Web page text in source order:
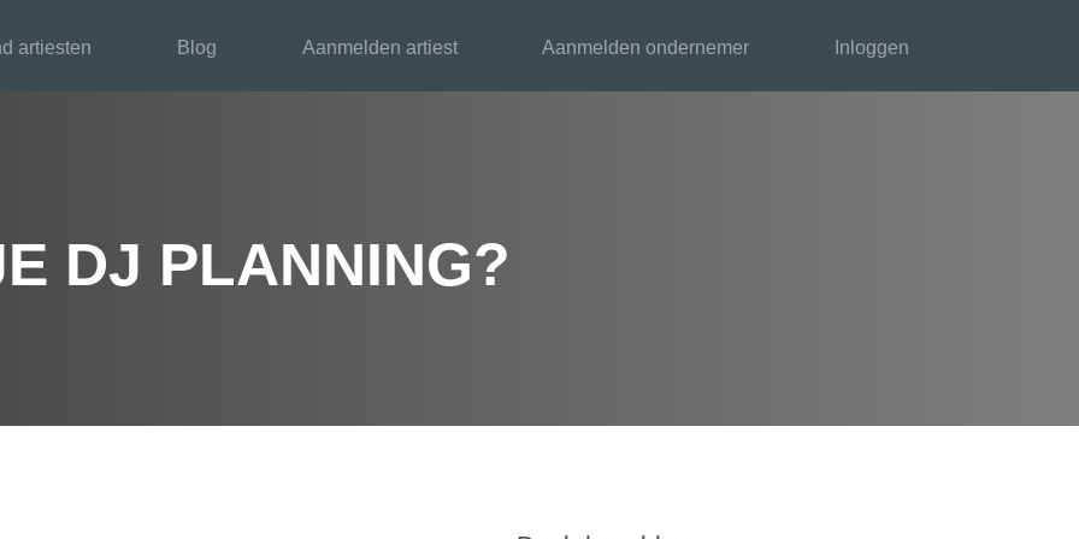
artiesten Blog Aanmelden artiest Aanmelden ondernemer Inloggen
DJ PLANNING?